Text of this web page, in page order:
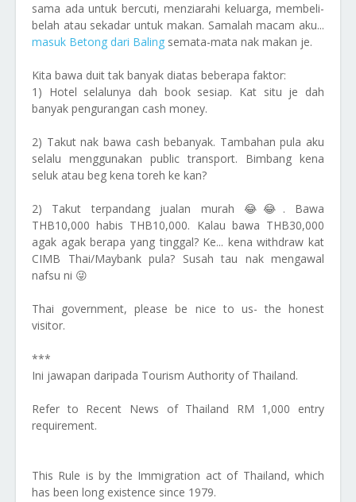
sama ada untuk bercuti, menziarahi keluarga, membeli-
belah atau sekadar untuk makan. Samalah macam aku...
masuk Betong dari Baling semata-mata nak makan je.
Kita bawa duit tak banyak diatas beberapa faktor:
1) Hotel selalunya dah book sesiap. Kat situ je dah
banyak pengurangan cash money.
2) Takut nak bawa cash bebanyak. Tambahan pula aku
selalu menggunakan public transport. Bimbang kena
seluk atau beg kena toreh ke kan?
2) Takut terpandang jualan murah 😂😂. Bawa
THB10,000 habis THB10,000. Kalau bawa THB30,000
agak agak berapa yang tinggal? Ke... kena withdraw kat
CIMB Thai/Maybank pula? Susah tau nak mengawal
nafsu ni 😜
Thai government, please be nice to us- the honest
visitor.
***
Ini jawapan daripada Tourism Authority of Thailand.
Refer to Recent News of Thailand RM 1,000 entry
requirement.
This Rule is by the Immigration act of Thailand, which
has been long existence since 1979.